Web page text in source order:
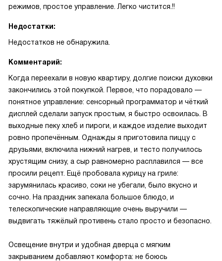
режимов, простое управление. Легко чистится.!!
Недостатки:
Недостатков не обнаружила.
Комментарий:
Когда переехали в новую квартиру, долгие поиски духовки
закончились этой покупкой. Первое, что порадовало —
понятное управление: сенсорный программатор и чёткий
дисплей сделали запуск простым, я быстро освоилась. В
выходные пеку хлеб и пироги, и каждое изделие выходит
ровно пропечённым. Однажды я приготовила пиццу с
друзьями, включила нижний нагрев, и тесто получилось
хрустящим снизу, а сыр равномерно расплавился — все
просили рецепт. Ещё пробовала курицу на гриле:
зарумянилась красиво, соки не убегали, было вкусно и
сочно. На праздник запекала большое блюдо, и
телескопические направляющие очень выручили —
выдвигать тяжёлый противень стало просто и безопасно.
Освещение внутри и удобная дверца с мягким
закрыванием добавляют комфорта: не боюсь